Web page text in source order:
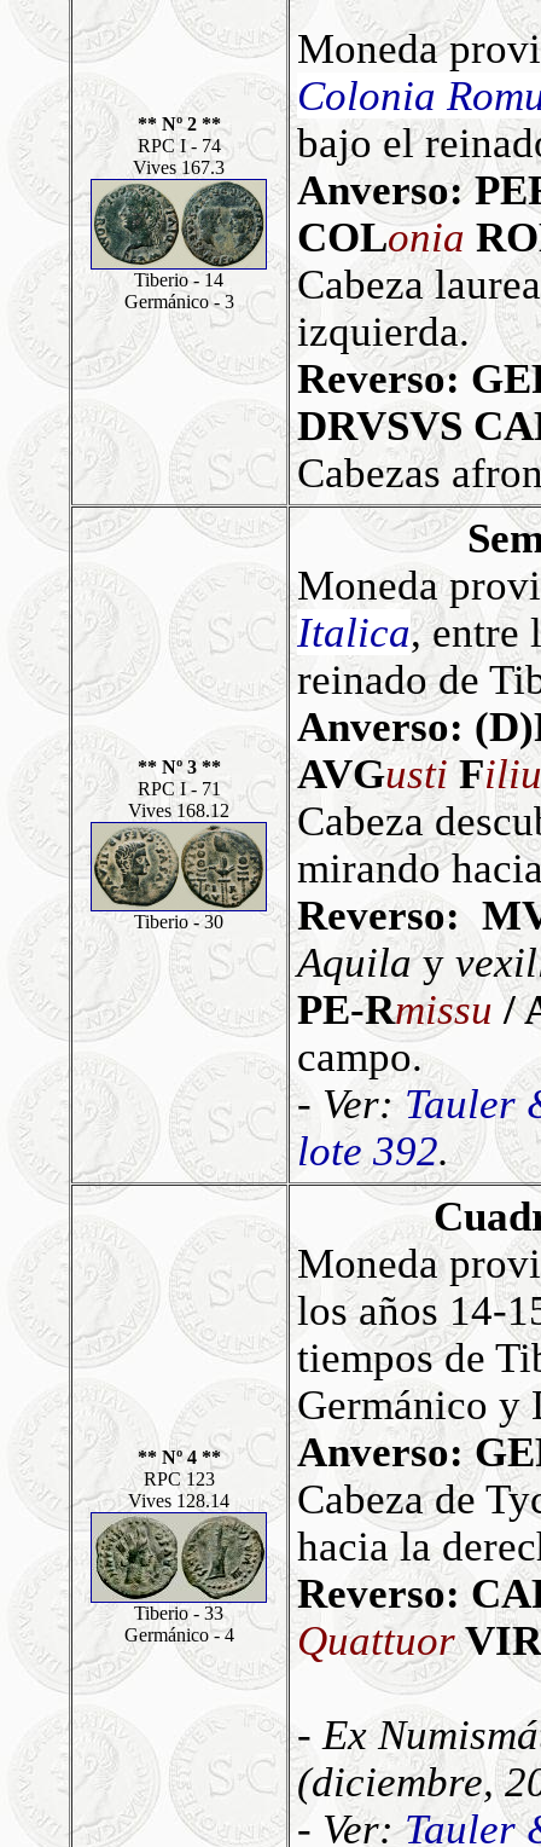
** Nº 2 **
RPC I - 74
Vives 167.3
Tiberio - 14
Germánico - 3
Moneda
Colonia
bajo el
Anverso:
COLonia
Cabeza
izquierda.
Reverso:
DRVSVS
Cabezas
** Nº 3 **
RPC I - 71
Vives 168.12
Tiberio - 30
Moneda
Italica, entre
reinado de
Anverso:
AVGustiF
Cabeza
mirando
Reverso:
Aquilay
PE-Rmissu /
campo.
- Ver: Tauler
lote 392.
** Nº 4 **
RPC 123
Vives 128.14
Tiberio - 33
Germánico - 4
Moneda
los años 14-
tiempos de
Germánico y
Anverso:
Cabeza de
hacia la
Reverso:
QuattuorVIR
- Ex
(diciembre,
- Ver:Tauler